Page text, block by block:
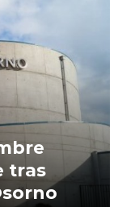
tras